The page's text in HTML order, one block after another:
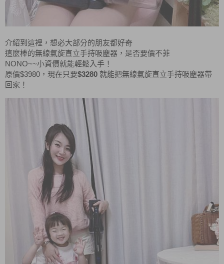
介紹到這裡，想必大部分的朋友都好奇
這麼棒的無線氣旋直立手持吸塵器，是否要價不菲
NONO~~小資價就能輕鬆入手！
原價$3980 ，現在只要$3280 就能把無線氣旋直立手持吸塵器帶
回家！